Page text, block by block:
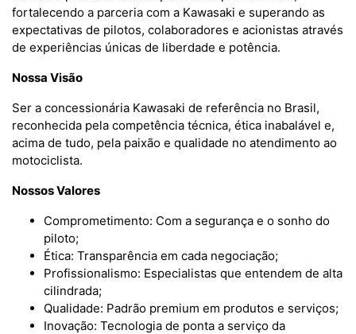
fortalecendo a parceria com a Kawasaki e superando as
expectativas de pilotos, colaboradores e acionistas através
de experiências únicas de liberdade e potência.
Nossa Visão
Ser a concessionária Kawasaki de referência no Brasil,
reconhecida pela competência técnica, ética inabalável e,
acima de tudo, pela paixão e qualidade no atendimento ao
motociclista.
Nossos Valores
Comprometimento: Com a segurança e o sonho do
piloto;
Ética: Transparência em cada negociação;
Profissionalismo: Especialistas que entendem de alta
cilindrada;
Qualidade: Padrão premium em produtos e serviços;
Inovação: Tecnologia de ponta a serviço da